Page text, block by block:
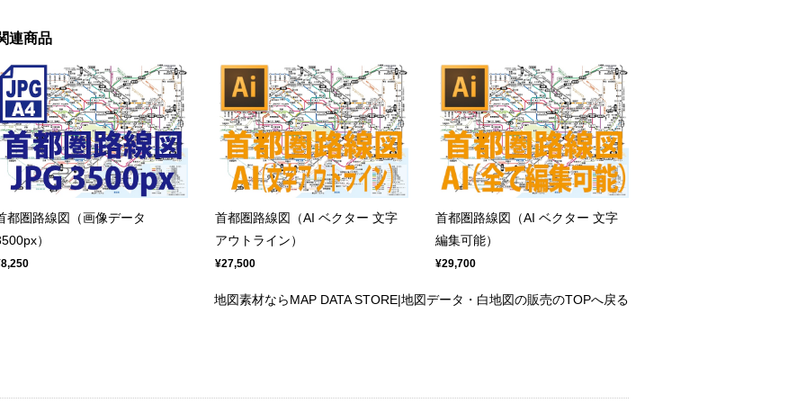
連商品
都圏路線図（画像データ
）
首都圏路線図（AI ベクター 文字
アウトライン）
¥27,500
首都圏路線図（AI ベクター 文字
編集可能）
¥29,700
地図素材ならMAP DATA STORE|地図データ・白地図の販売のTOPへ戻る